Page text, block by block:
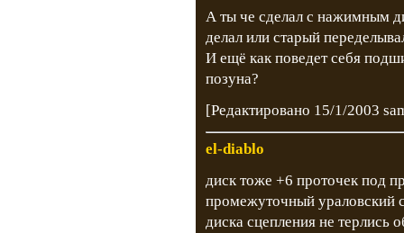
А ты че сделал с нажимным
делал или старый
И ещё как поведет себя
позуна?
[Редактировано 15/1/2003
el-diablo
диск тоже +6 проточек под
промежуточный
диска сцепления не терлись